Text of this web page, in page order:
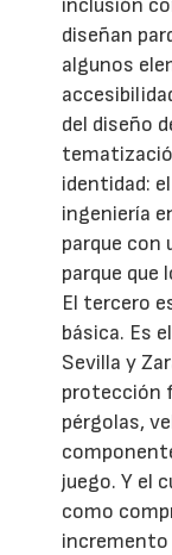
inclusión
diseñan
algunos
del diseño
identidad:
ingeniería
parque con
parque que
El tercero
básica. Es
Sevilla y
protección
pérgolas,
juego. Y el
como
incremento